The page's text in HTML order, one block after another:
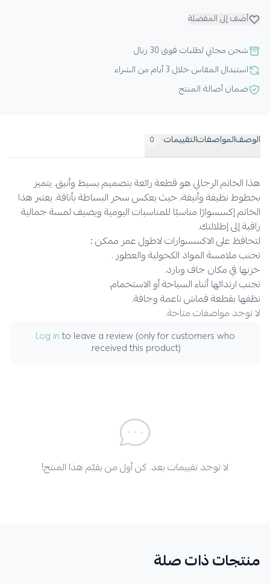
أضف إلى المفضلة
شحن مجاني لطلبات فوق 30 ريال
استبدال المقاس خلال 3 أيام من الشراء
ضمان أصالة المنتج
الوصفالمواصفاتالتقييمات 0
هذا الخاتم الرجالي هو قطعة رائعة بتصميم بسيط وأنيق. يتميز
بخطوط نظيفة وأنيقة، حيث يعكس سحر البساطة بأناقة. يعتبر هذا
الخاتم إكسسوارًا مناسبًا للمناسبات اليومية ويضيف لمسة جمالية
راقية إلى إطلالتك.
لتحافظ على الاكسسوارات لاطول عمر ممكن :
تجنب ملامسة المواد الكحولية والعطور .
خزنها في مكان جاف وبارد.
تجنب ارتدائها أثناء السباحة أو الاستحمام.
نظفها بقطعة قماش ناعمة وجافة.
لا توجد مواصفات متاحة.
Log into leave a review (only for customers who
received this product).
لا توجد تقييمات بعد. كن أول من يقيّم هذا المنتج!
منتجات ذات صلة